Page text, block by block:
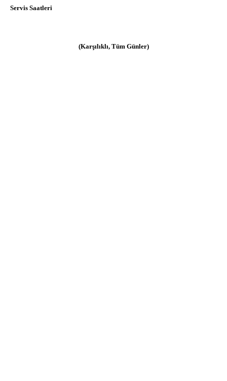
Servis Saatleri
(Karşılıklı, Tüm Günler)